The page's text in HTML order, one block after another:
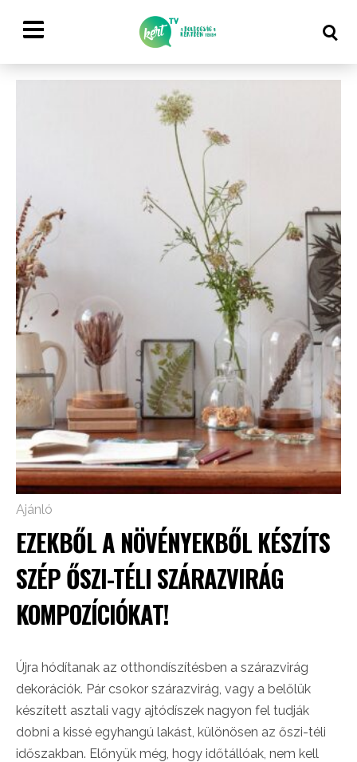
Ajánló
EZEKBŐL A NÖVÉNYEKBŐL KÉSZÍTS
SZÉP ŐSZI-TÉLI SZÁRAZVIRÁG
KOMPOZÍCIÓKAT!
Újra hódítanak az otthondíszítésben a szárazvirág
dekorációk. Pár csokor szárazvirág, vagy a belőlük
készített asztali vagy ajtódíszek nagyon fel tudják
dobni a kissé egyhangú lakást, különösen az őszi-téli
időszakban. Előnyük még, hogy időtállóak, nem kell